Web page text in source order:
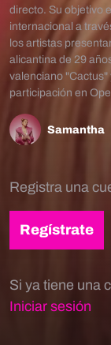
directo. Su objetivo
internacional a
los artistas
alicantina de 29
valenciano
participación en
Samantha
Registra una
Regístrate
Si ya tiene una
Iniciar sesión